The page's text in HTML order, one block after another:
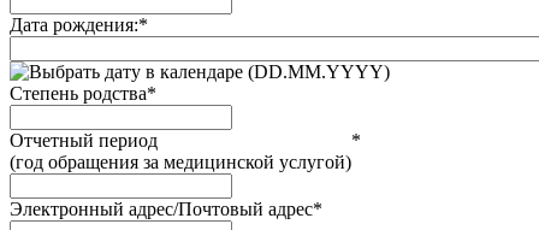
Дата рождения:*
(DD.MM.YYYY)
Степень родства*
Отчетный период
(год обращения за медицинской услугой)
*
Электронный адрес/Почтовый адрес*